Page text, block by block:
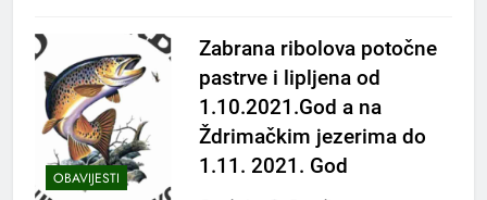
OBAVIJESTI
Zabrana ribolova potočne
pastrve i lipljena od
1.10.2021.God a na
Ždrimačkim jezerima do
1.11. 2021. God